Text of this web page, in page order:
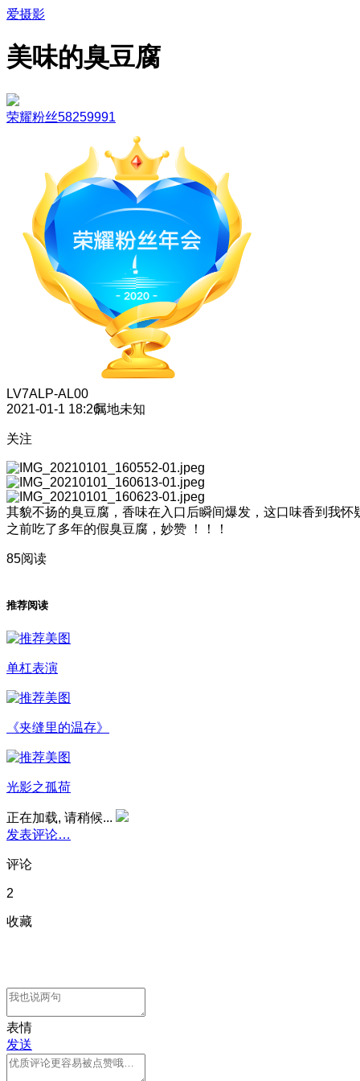
爱摄影
美味的臭豆腐
荣耀粉丝58259991
LV7ALP-AL00
2021-01-1 18:26属地未知
关注
其貌不扬的臭豆腐，香味在入口后瞬间爆发，这口味香到我怀
之前吃了多年的假臭豆腐，妙赞 ！！！
85阅读
推荐阅读
单杠表演
《夹缝里的温存》
光影之孤荷
正在加载, 请稍候...
发表评论…
评论
2
收藏
表情
发送